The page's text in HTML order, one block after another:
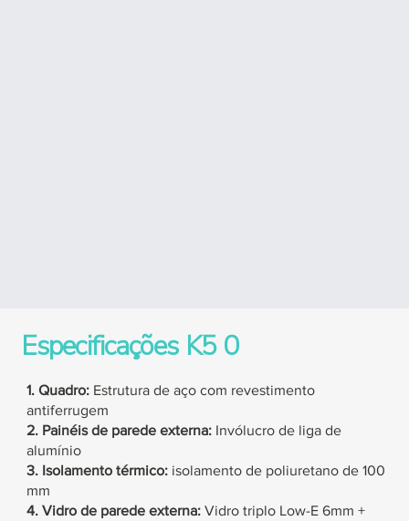
Especificações K50
1. Quadro:Estrutura de aço com revestimento
antiferrugem
2. Painéis de parede externa:Invólucro de liga de
alumínio
3. Isolamento térmico:isolamento de poliuretano de 100
mm
4. Vidro de parede externa:Vidro triplo Low-E 6mm +